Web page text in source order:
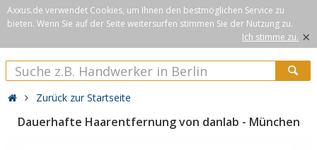
Axxus.de verwendet Cookies, um Ihnen den bestmöglichen Service zu
bieten. Wenn Sie auf der Seite weitersurfen stimmen Sie der Nutzung zu.
Ich stimme zu. ×
Zurück zur Startseite
Dauerhafte Haarentfernung von danlab - München